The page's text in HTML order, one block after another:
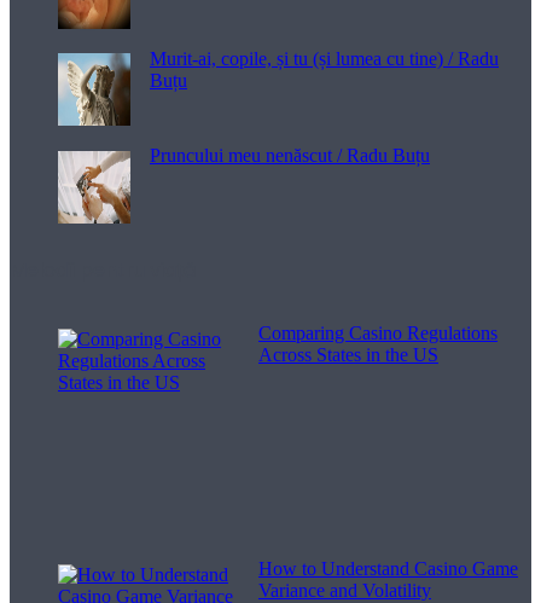
Murit-ai, copile, și tu (și lumea cu tine) / Radu
Buțu
Pruncului meu nenăscut / Radu Buțu
Comparing Casino Regulations
Across States in the US
How to Understand Casino Game
Variance and Volatility